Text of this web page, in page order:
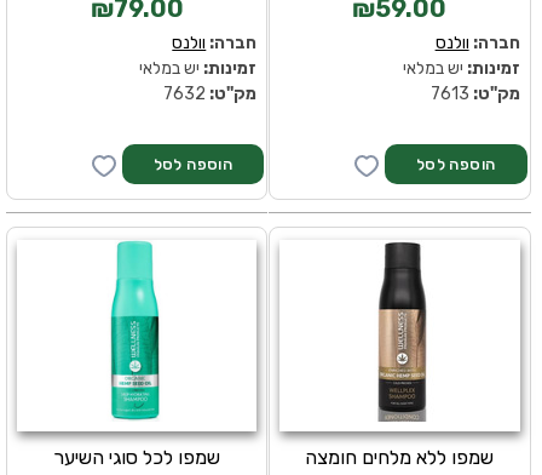
₪79.00
חברה: וולנס
זמינות: יש במלאי
מק''ט:
₪59.00
חברה: וולנס
זמינות: יש במלאי
מק''ט:
שמפו לכל סוגי השיער
שמפו ללא מלחים חומצה